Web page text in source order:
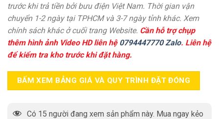
trước khi trả tiền bởi bưu điện Việt Nam. Thời gian vận
chuyển 1-2 ngày tại TPHCM và 3-7 ngày tỉnh khác. Xem
chính sách khác ở cuối trang Website. Cần hỗ trợ chụp
thêm hình ảnh Video HD liên hệ 0794447770 Zalo. Liên hệ
để kiểm tra kho trước khi đặt hàng.
BẤM XEM BẢNG GIÁ VÀ QUY TRÌNH ĐẶT ĐÓNG
Có 15 người đang xem sản phẩm này. Mua ngay kẻo